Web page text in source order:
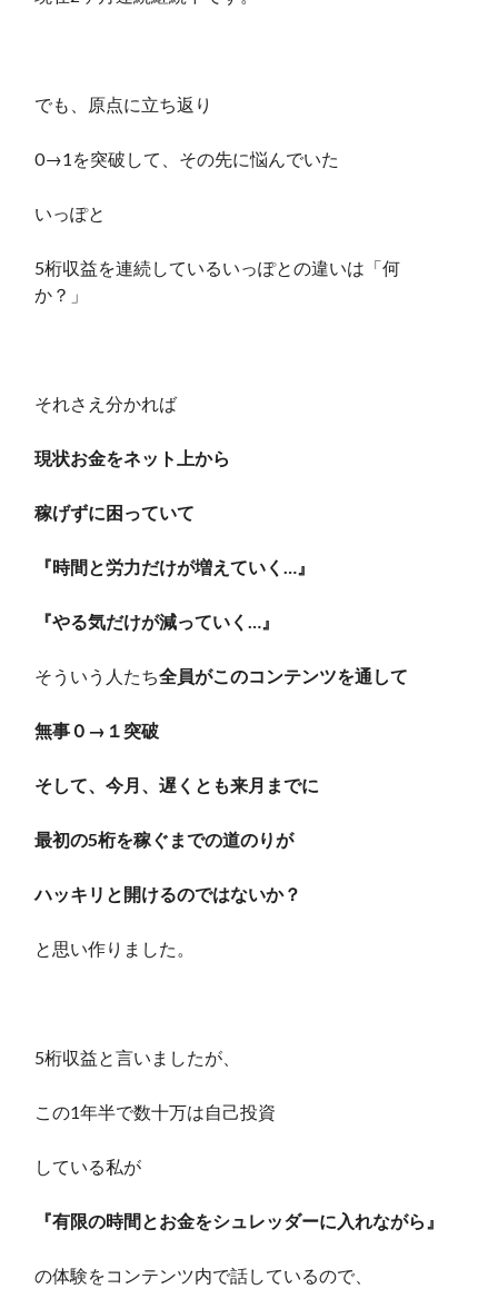
でも、原点に立ち返り
0→1を突破して、その先に悩んでいた
いっぽと
5桁収益を連続しているいっぽとの違いは「何
か？」
それさえ分かれば
現状お金をネット上から
稼げずに困っていて
『時間と労力だけが増えていく…』
『やる気だけが減っていく…』
そういう人たち全員がこのコンテンツを通して
無事０→１突破
そして、今月、遅くとも来月までに
最初の5桁を稼ぐまでの道のりが
ハッキリと開けるのではないか？
と思い作りました。
5桁収益と言いましたが、
この1年半で数十万は自己投資
している私が
『有限の時間とお金をシュレッダーに入れながら』
の体験をコンテンツ内で話しているので、